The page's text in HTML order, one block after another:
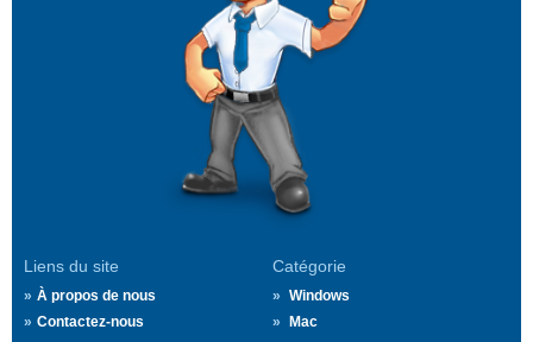
Liens du site
À propos de nous
Contactez-nous
Catégorie
Windows
Mac